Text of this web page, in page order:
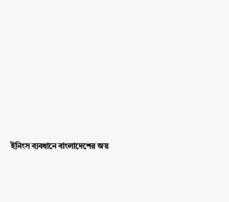
ইনিংস ব্যবধানে বাংলাদেশের জয়